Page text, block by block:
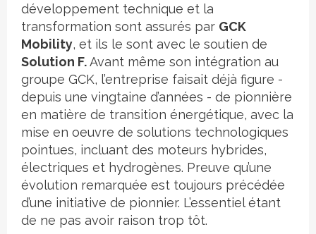
développement technique et la
transformation sont assurés par GCK
Mobility, et ils le sont avec le soutien de
Solution F.Avant même son intégration au
groupe GCK, l’entreprise faisait déjà figure -
depuis une vingtaine d’années - de pionnière
en matière de transition énergétique, avec la
mise en oeuvre de solutions technologiques
pointues, incluant des moteurs hybrides,
électriques et hydrogènes. Preuve qu’une
évolution remarquée est toujours précédée
d’une initiative de pionnier. L’essentiel étant
de ne pas avoir raison trop tôt.